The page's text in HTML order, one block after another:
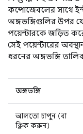
কম্পোজেবলের সাথে
অঙ্গভঙ্গিগুলির উপর
পয়েন্টারকে জড়িত
সেই পয়েন্টারের
ধরনের অঙ্গভঙ্গি
অঙ্গভঙ্গি
আলতো চাপুন (বা
ক্লিক করুন)